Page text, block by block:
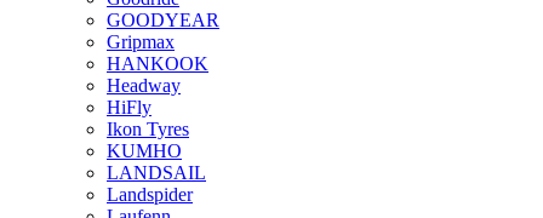
GOODYEAR
Gripmax
HANKOOK
Headway
HiFly
Ikon Tyres
KUMHO
LANDSAIL
Landspider